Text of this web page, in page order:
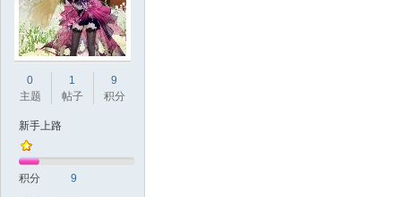
0
主题
1
帖子
9
积分
新手上路
积分 9